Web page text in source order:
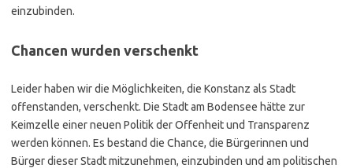
einzubinden.
Chancen wurden verschenkt
Leider haben wir die Möglichkeiten, die Konstanz als Stadt
offenstanden, verschenkt. Die Stadt am Bodensee hätte zur
Keimzelle einer neuen Politik der Offenheit und Transparenz
werden können. Es bestand die Chance, die Bürgerinnen und
Bürger dieser Stadt mitzunehmen, einzubinden und am politischen